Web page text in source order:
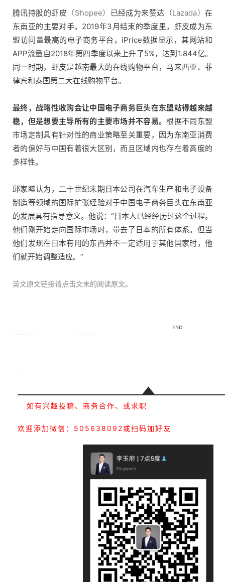
腾讯持股的虾皮 （Shopee） 已经成为来赞达 （Lazada）在
东南亚的主要对手。2019年3月结束的季度里，虾皮成为东
盟访问量最高的电子商务平台，iPrice数据显示，其网站和
APP流量自2018年第四季度以来上升了5%，达到1.844亿。
同一时期，虾皮是越南最大的在线购物平台，马来西亚、菲
律宾和泰国第二大在线购物平台。
最终，战略性收购会让中国电子商务巨头在东盟站得越来越
稳，但是想要主导所有的主要市场并不容易。根据不同东盟
市场定制具有针对性的商业策略至关重要，因为东南亚消费
者的偏好与中国有着很大区别，而且区域内也存在着高度的
多样性。
邱家睦认为，二十世纪末期日本公司在汽车生产和电子设备
制造等领域的国际扩张经验对于中国电子商务巨头在东南亚
的发展具有指导意义。他说：“日本人已经经历过这个过程。
他们刚开始走向国际市场时，带去了日本的所有体系。但当
他们发现在日本有用的东西并不一定适用于其他国家时，他
们就开始调整适应。”
英文原文链接请点击文末的阅读原文。
END
如有兴趣投稿、商务合作、或求职
欢迎添加微信：505638092或扫码加好友